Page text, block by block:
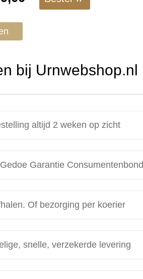
bij Urnwebshop.nl
altijd 2 weken op zicht
Garantie Consumentenbond
Of bezorging per koerier
snelle, verzekerde levering